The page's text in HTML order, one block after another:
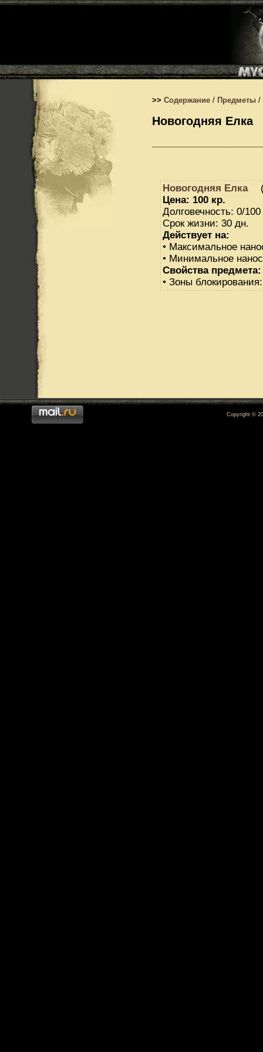
>> Содержание / Предметы /
Новогодняя Елка
Новогодняя Елка
Цена: 100 кр.
Долговечность: 0/100
Срок жизни: 30 дн.
Действует на:
• Максимальное
• Минимальное
Свойства предмета:
• Зоны
Copyright ©